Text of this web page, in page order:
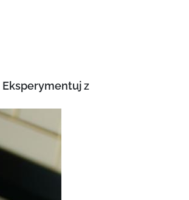
Eksperymentuj z